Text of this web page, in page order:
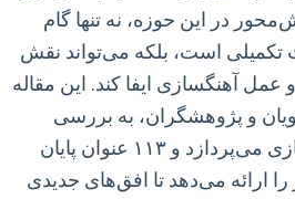
در این حوزه، نه تنها گام
است، بلکه می‌تواند نقش
عمل آهنگسازی ایفا کند. این مقاله
و پژوهشگران، به بررسی
روندهای نوین در آهنگسازی می‌پردازد و ۱۱۳ عنوان پایان
ارائه می‌دهد تا افق‌های جدیدی